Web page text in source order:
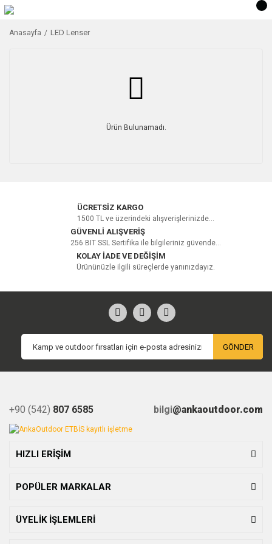
Anasayfa LED Lenser
Ürün Bulunamadı.
ÜCRETSİZ KARGO
1500 TL ve üzerindeki alışverişlerinizde...
GÜVENLİ ALIŞVERİŞ
256 BIT SSL Sertifika ile bilgileriniz güvende...
KOLAY İADE VE DEĞİŞİM
Ürününüzle ilgili süreçlerde yanınızdayız.
GÖNDER
+90 (542) 807 6585 bilgi@ankaoutdoor.com
HIZLI ERİŞİM
POPÜLER MARKALAR
ÜYELİK İŞLEMLERİ